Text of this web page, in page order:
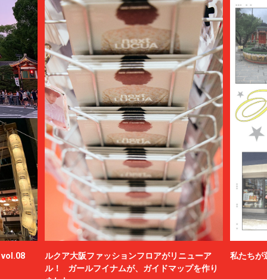
vol.08
ルクア大阪ファッションフロアがリニューア
ル！ ガールフイナムが、ガイドマップを作り
私たちが